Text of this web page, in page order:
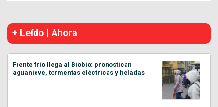
+ Leído | Ahora
Frente frío llega al Biobío: pronostican
aguanieve, tormentas eléctricas y heladas